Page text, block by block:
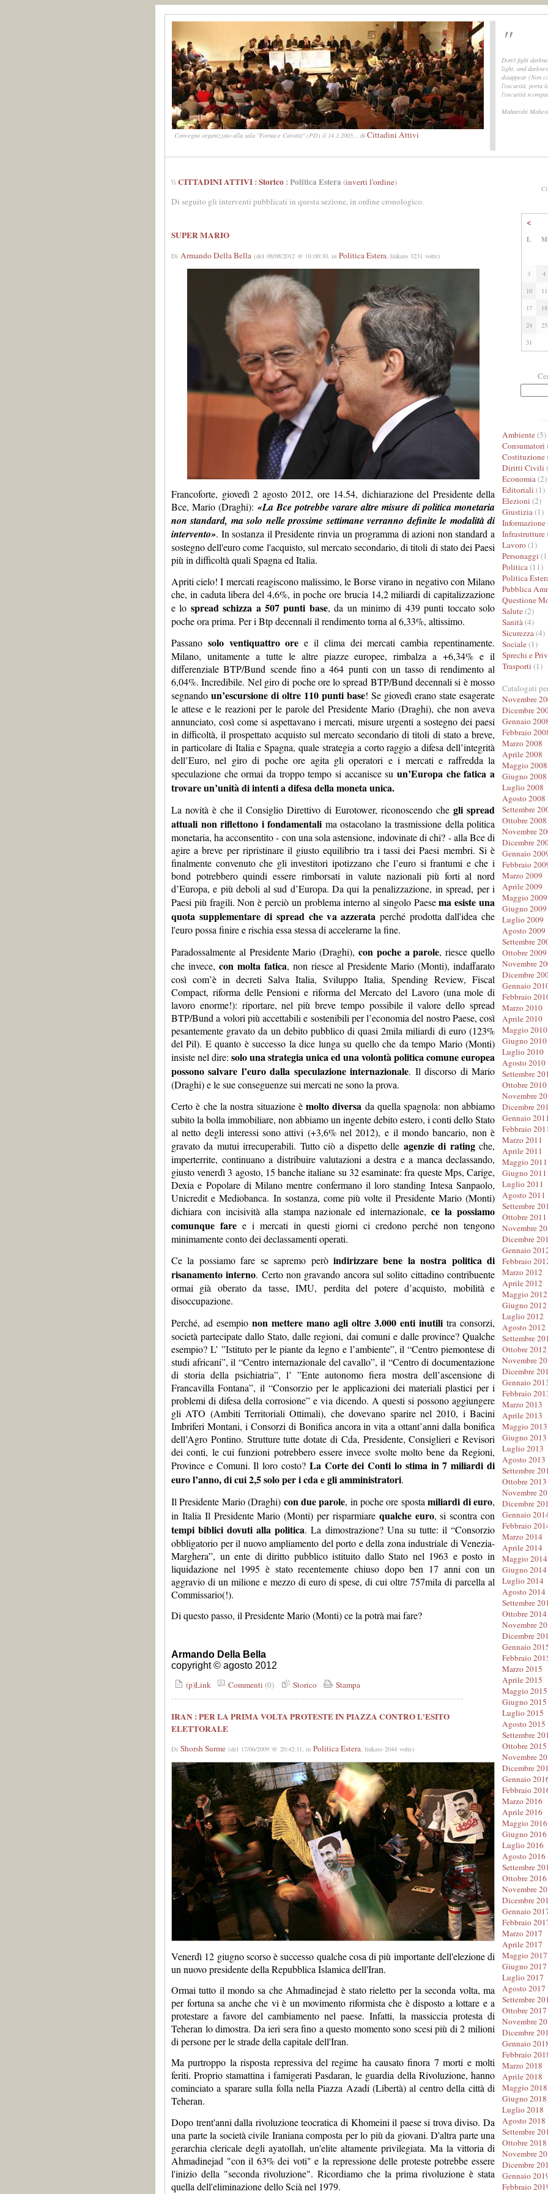
Convegno organizzato alla sala "Fornace Carotta" (PD) il 14.1.2005... di Cittadini Attivi
"
Don't fight
light, and
disappear (Non
l'oscurità, porta
l'oscurità
Maharishi
\\CITTADINI ATTIVI : Storico : Politica Estera (inverti l'ordine)
Di seguito gli interventi pubblicati in questa sezione, in ordine cronologico.
SUPER MARIO
Di Armando Della Bella (del 08/08/2012 @ 01:00:30, in Politica Estera , linkato 3231 volte)
Francoforte, giovedì 2 agosto 2012, ore 14.54, dichiarazione del Presidente della
Bce, Mario (Draghi): «La Bce potrebbe varare altre misure di politica monetaria
non standard, ma solo nelle prossime settimane verranno definite le modalità di
intervento». In sostanza il Presidente rinvia un programma di azioni non standard a
sostegno dell'euro come l'acquisto, sul mercato secondario, di titoli di stato dei Paesi
più in difficoltà quali Spagna ed Italia.
Apriti cielo! I mercati reagiscono malissimo, le Borse virano in negativo con Milano
che, in caduta libera del 4,6%, in poche ore brucia 14,2 miliardi di capitalizzazione
e lo spread schizza a 507 punti base, da un minimo di 439 punti toccato solo
poche ora prima. Per i Btp decennali il rendimento torna al 6,33%, altissimo.
Passano solo ventiquattro ore e il clima dei mercati cambia repentinamente.
Milano, unitamente a tutte le altre piazze europee, rimbalza a +6,34% e il
differenziale BTP/Bund scende fino a 464 punti con un tasso di rendimento al
6,04%. Incredibile. Nel giro di poche ore lo spread BTP/Bund decennali si è mosso
segnando un’escursione di oltre 110 punti base! Se giovedì erano state esagerate
le attese e le reazioni per le parole del Presidente Mario (Draghi), che non aveva
annunciato, così come si aspettavano i mercati, misure urgenti a sostegno dei paesi
in difficoltà, il prospettato acquisto sul mercato secondario di titoli di stato a breve,
in particolare di Italia e Spagna, quale strategia a corto raggio a difesa dell’integrità
dell’Euro, nel giro di poche ore agita gli operatori e i mercati e raffredda la
speculazione che ormai da troppo tempo si accanisce su un’Europa che fatica a
trovare un’unità di intenti a difesa della moneta unica.
La novità è che il Consiglio Direttivo di Eurotower, riconoscendo che gli spread
attuali non riflettono i fondamentali ma ostacolano la trasmissione della politica
monetaria, ha acconsentito - con una sola astensione, indovinate di chi? - alla Bce di
agire a breve per ripristinare il giusto equilibrio tra i tassi dei Paesi membri. Si è
finalmente convenuto che gli investitori ipotizzano che l’euro si frantumi e che i
bond potrebbero quindi essere rimborsati in valute nazionali più forti al nord
d’Europa, e più deboli al sud d’Europa. Da qui la penalizzazione, in spread, per i
Paesi più fragili. Non è perciò un problema interno al singolo Paesema esiste una
quota supplementare di spread che va azzerata perché prodotta dall'idea che
l'euro possa finire e rischia essa stessa di accelerarne la fine.
Paradossalmente al Presidente Mario (Draghi), con poche a parole, riesce quello
che invece, con molta fatica, non riesce al Presidente Mario (Monti), indaffarato
così com’è in decreti Salva Italia, Sviluppo Italia, Spending Review, Fiscal
Compact, riforma delle Pensioni e riforma del Mercato del Lavoro (una mole di
lavoro enorme!): riportare, nel più breve tempo possibile il valore dello spread
BTP/Bund a volori più accettabili e sostenibili per l’economia del nostro Paese, così
pesantemente gravato da un debito pubblico di quasi 2mila miliardi di euro (123%
del Pil). E quanto è successo la dice lunga su quello che da tempo Mario (Monti)
insiste nel dire: solo una strategia unica ed una volontà politica comune europea
possono salvare l’euro dalla speculazione internazionale. Il discorso di Mario
(Draghi) e le sue conseguenze sui mercati ne sono la prova.
Certo è che la nostra situazione èmolto diversa da quella spagnola: non abbiamo
subito la bolla immobiliare, non abbiamo un ingente debito estero, i conti dello Stato
al netto degli interessi sono attivi (+3,6% nel 2012), e il mondo bancario, non è
gravato da mutui irrecuperabili. Tutto ciò a dispetto delle agenzie di ratingche,
imperterrite, continuano a distribuire valutazioni a destra e a manca declassando,
giusto venerdì 3 agosto, 15 banche italiane su 32 esaminate: fra queste Mps, Carige,
Dexia e Popolare di Milano mentre confermano il loro standing Intesa Sanpaolo,
Unicredit e Mediobanca. In sostanza, come più volte il Presidente Mario (Monti)
dichiara con incisività alla stampa nazionale ed internazionale,ce la possiamo
comunque fare e i mercati in questi giorni ci credono perché non tengono
minimamente conto dei declassamenti operati.
Ce la possiamo fare se sapremo però indirizzare bene la nostra politica di
risanamento interno. Certo non gravando ancora sul solito cittadino contribuente
ormai già oberato da tasse, IMU, perdita del potere d’acquisto, mobilità e
disoccupazione.
Perché, ad esempio non mettere mano agli oltre 3.000 enti inutili tra consorzi,
società partecipate dallo Stato, dalle regioni, dai comuni e dalle province? Qualche
esempio? L’ ”Istituto per le piante da legno e l’ambiente”, il “Centro piemontese di
studi africani”, il “Centro internazionale del cavallo”, il “Centro di documentazione
di storia della psichiatria”, l’ ”Ente autonomo fiera mostra dell’ascensione di
Francavilla Fontana”, il “Consorzio per le applicazioni dei materiali plastici per i
problemi di difesa della corrosione” e via dicendo. A questi si possono aggiungere
gli ATO (Ambiti Territoriali Ottimali), che dovevano sparire nel 2010, i Bacini
Imbriferi Montani, i Consorzi di Bonifica ancora in vita a ottant’anni dalla bonifica
dell’Agro Pontino. Strutture tutte dotate di Cda, Presidente, Consiglieri e Revisori
dei conti, le cui funzioni potrebbero essere invece svolte molto bene da Regioni,
Province e Comuni. Il loro costo? La Corte dei Conti lo stima in 7 miliardi di
euro l’anno, di cui 2,5 solo per i cda e gli amministratori.
Il Presidente Mario (Draghi) con due parole, in poche ore spostamiliardi di euro,
in Italia Il Presidente Mario (Monti) per risparmiare qualche euro, si scontra con
tempi biblici dovuti alla politica. La dimostrazione? Una su tutte: il “Consorzio
obbligatorio per il nuovo ampliamento del porto e della zona industriale di Venezia-
Marghera”, un ente di diritto pubblico istituito dallo Stato nel 1963 e posto in
liquidazione nel 1995 è stato recentemente chiuso dopo ben 17 anni con un
aggravio di un milione e mezzo di euro di spese, di cui oltre 757mila di parcella al
Commissario(!).
Di questo passo, il Presidente Mario (Monti) ce la potrà mai fare?
Armando Della Bella
copyright © agosto 2012
(p)Link Commenti (0) Storico Stampa
IRAN : PER LA PRIMA VOLTA PROTESTE IN PIAZZA CONTRO L'ESITO
ELETTORALE
Di Shorsh Surme (del 17/06/2009 @ 20:42:31, in Politica Estera, linkato 2044 volte)
Venerdì 12 giugno scorso è successo qualche cosa di più importante dell'elezione di
un nuovo presidente della Repubblica Islamica dell'Iran.
Ormai tutto il mondo sa che Ahmadinejad è stato rieletto per la seconda volta, ma
per fortuna sa anche che vi è un movimento riformista che è disposto a lottare e a
protestare a favore del cambiamento nel paese. Infatti, la massiccia protesta di
Teheran lo dimostra. Da ieri sera fino a questo momento sono scesi più di 2 milioni
di persone per le strade della capitale dell'Iran.
Ma purtroppo la risposta repressiva del regime ha causato finora 7 morti e molti
feriti. Proprio stamattina i famigerati Pasdaran, le guardia della Rivoluzione, hanno
cominciato a sparare sulla folla nella Piazza Azadi (Libertà) al centro della città di
Teheran.
Dopo trent'anni dalla rivoluzione teocratica di Khomeini il paese si trova diviso. Da
una parte la società civile Iraniana composta per lo più da giovani. D'altra parte una
gerarchia clericale degli ayatollah, un'elite altamente privilegiata. Ma la vittoria di
Ahmadinejad "con il 63% dei voti" e la repressione delle proteste potrebbe essere
l'inizio della "seconda rivoluzione". Ricordiamo che la prima rivoluzione è stata
quella dell'eliminazione dello Scià nel 1979.
Ci
<
L M
3
4
10
11
17
18
24
25
31
Ambiente(5)
Consumatori
Costituzione
Diritti Civili
Economia(2)
Editoriali (1)
Elezioni (2)
Giustizia(1)
Informazione
Infrastrutture
Lavoro(1)
Personaggi
Politica(11)
Politica
Pubblica
Questione
Salute(2)
Sanità(4)
Sicurezza(4)
Sociale(1)
Sprechi e
Trasporti (1)
Catalogati
Novembre
Dicembre
Gennaio
Febbraio
Marzo 2008
Aprile 2008
Maggio 2008
Giugno 2008
Luglio 2008
Agosto 2008
Settembre
Ottobre 2008
Novembre
Dicembre
Gennaio
Febbraio
Marzo 2009
Aprile 2009
Maggio 2009
Giugno 2009
Luglio 2009
Agosto 2009
Settembre
Ottobre 2009
Novembre
Dicembre
Gennaio
Febbraio
Marzo 2010
Aprile 2010
Maggio 2010
Giugno 2010
Luglio 2010
Agosto 2010
Settembre
Ottobre 2010
Novembre
Dicembre
Gennaio 2011
Febbraio
Marzo 2011
Aprile 2011
Maggio 2011
Giugno 2011
Luglio 2011
Agosto 2011
Settembre
Ottobre 2011
Novembre
Dicembre
Gennaio
Febbraio
Marzo 2012
Aprile 2012
Maggio 2012
Giugno 2012
Luglio 2012
Agosto 2012
Settembre
Ottobre 2012
Novembre
Dicembre
Gennaio
Febbraio
Marzo 2013
Aprile 2013
Maggio 2013
Giugno 2013
Luglio 2013
Agosto 2013
Settembre
Ottobre 2013
Novembre
Dicembre
Gennaio
Febbraio
Marzo 2014
Aprile 2014
Maggio 2014
Giugno 2014
Luglio 2014
Agosto 2014
Settembre
Ottobre 2014
Novembre
Dicembre
Gennaio
Febbraio
Marzo 2015
Aprile 2015
Maggio 2015
Giugno 2015
Luglio 2015
Agosto 2015
Settembre
Ottobre 2015
Novembre
Dicembre
Gennaio
Febbraio
Marzo 2016
Aprile 2016
Maggio 2016
Giugno 2016
Luglio 2016
Agosto 2016
Settembre
Ottobre 2016
Novembre
Dicembre
Gennaio
Febbraio
Marzo 2017
Aprile 2017
Maggio 2017
Giugno 2017
Luglio 2017
Agosto 2017
Settembre
Ottobre 2017
Novembre
Dicembre
Gennaio
Febbraio
Marzo 2018
Aprile 2018
Maggio 2018
Giugno 2018
Luglio 2018
Agosto 2018
Settembre
Ottobre 2018
Novembre
Dicembre
Gennaio
Febbraio